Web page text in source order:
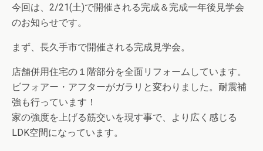
今回は、2/21(土)で開催される完成＆完成一年後見学会
のお知らせです。
まず、長久手市で開催される完成見学会。
店舗併用住宅の１階部分を全面リフォームしています。
ビフォアー・アフターがガラリと変わりました。耐震補
強も行っています！
家の強度を上げる筋交いを現す事で、より広く感じる
LDK空間になっています。